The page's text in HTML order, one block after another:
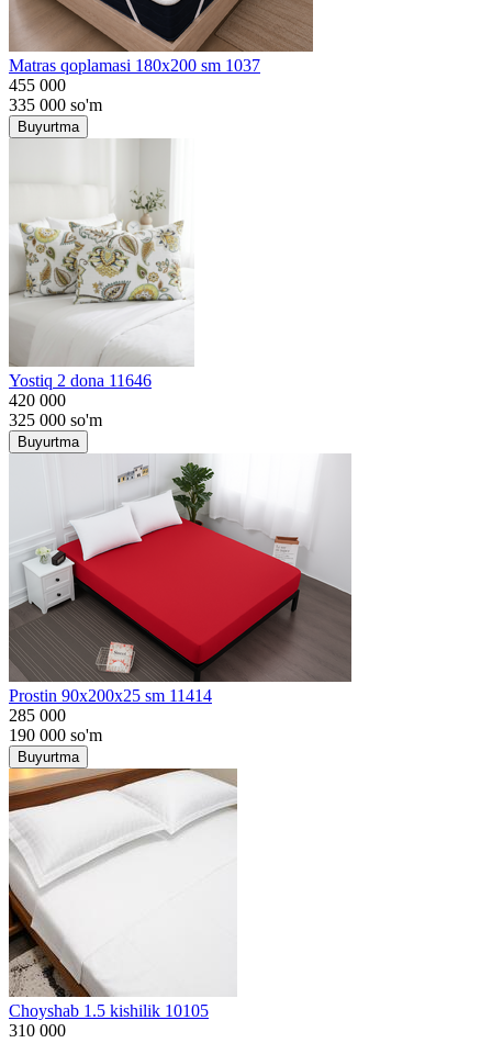
Matras qoplamasi 180x200 sm 1037
455 000
335 000 so'm
Buyurtma
Yostiq 2 dona 11646
420 000
325 000 so'm
Buyurtma
Prostin 90x200x25 sm 11414
285 000
190 000 so'm
Buyurtma
Choyshab 1.5 kishilik 10105
310 000